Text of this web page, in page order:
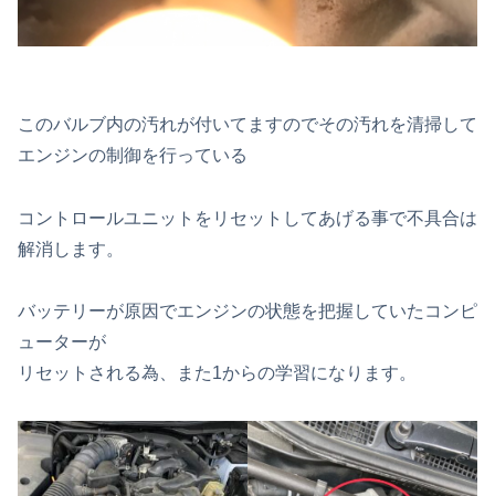
このバルブ内の汚れが付いてますのでその汚れを清掃して
エンジンの制御を行っている
コントロールユニットをリセットしてあげる事で不具合は
解消します。
バッテリーが原因でエンジンの状態を把握していたコンピ
ューターが
リセットされる為、また1からの学習になります。